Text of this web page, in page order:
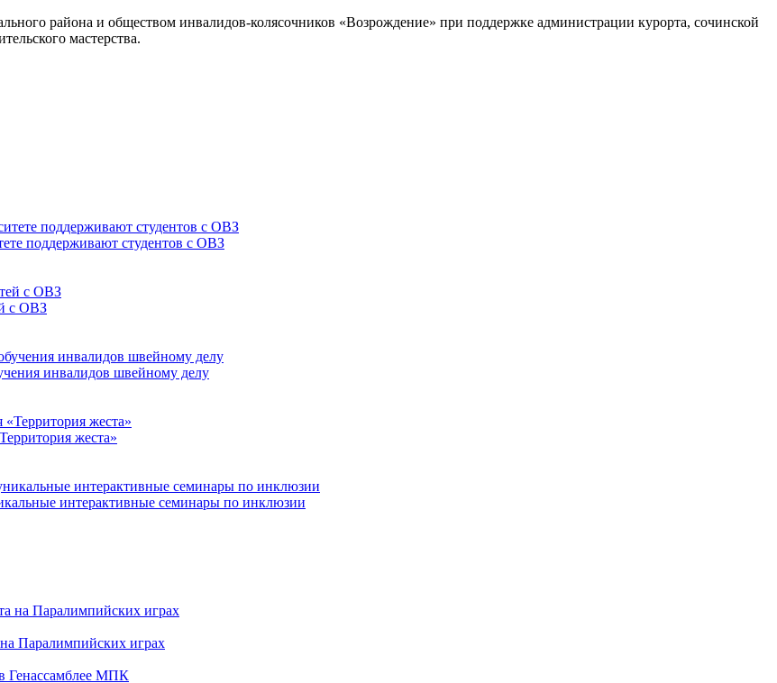
района и обществом инвалидов-колясочников «Возрождение» при поддержке администрации курорта, сочинской
мастерства.
поддерживают студентов с ОВЗ
с ОВЗ
инвалидов швейному делу
жеста»
интерактивные семинары по инклюзии
Паралимпийских играх